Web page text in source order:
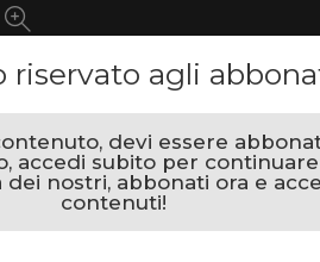
riservato agli
devi essere
accedi subito per
dei nostri, abbonati ora e
contenuti!